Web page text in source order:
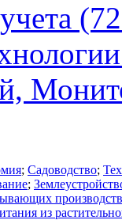
; Садоводство;
;
производств
из